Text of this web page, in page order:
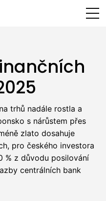
trhů nadále rostla a
s nárůstem přes
zlato dosahuje
pro českého investora
% z důvodu posilování
centrálních bank